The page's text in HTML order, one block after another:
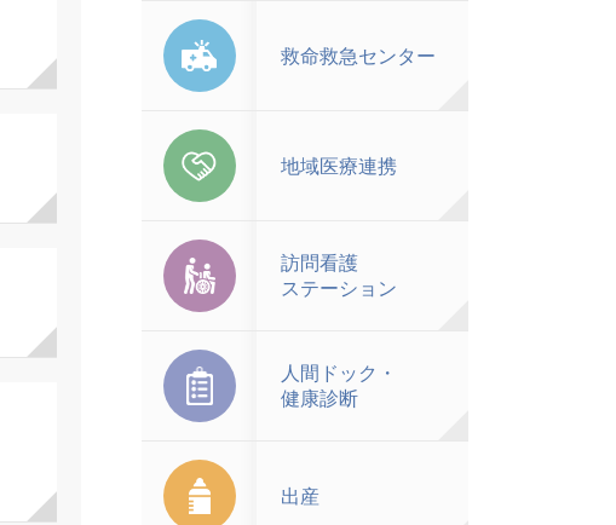
救命救急センター
地域医療連携
訪問看護
ステーション
人間ドック・
健康診断
出産